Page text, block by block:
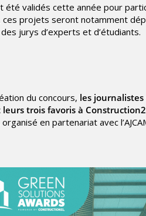
validés cette année pour
ces projets seront notamment
jurys d’experts et d’étudiants.
du concours, les
trois favoris à
en partenariat avec